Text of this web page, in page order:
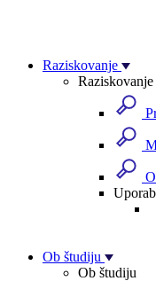
Raziskovanje
Raziskovanje
Ob študiju
Ob študiju